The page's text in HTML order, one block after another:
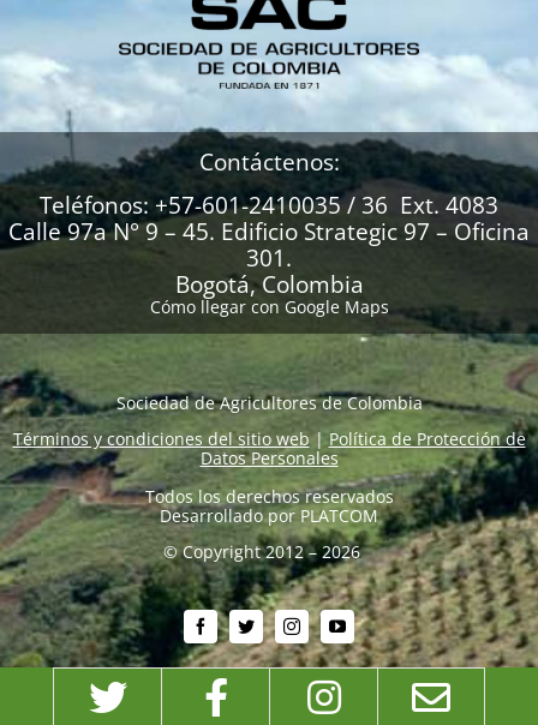
Contáctenos:
Teléfonos: +57-601-2410035 / 36 Ext. 4083
Calle 97a N° 9 – 45. Edificio Strategic 97 – Oficina
301.
Bogotá, Colombia
Cómo llegar con Google Maps
Sociedad de Agricultores de Colombia
Términos y condiciones del sitio web|Política de Protección de
Datos Personales
Todos los derechos reservados
Desarrollado por PLATCOM
© Copyright 2012 – 2026
Twitter FacebookInstagram